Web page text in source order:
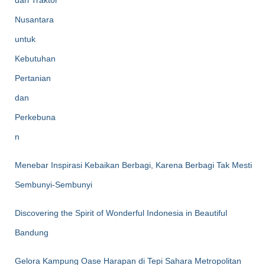
Menebar Inspirasi Kebaikan Berbagi, Karena Berbagi Tak Mesti
Sembunyi-Sembunyi
Discovering the Spirit of Wonderful Indonesia in Beautiful
Bandung
Gelora Kampung Oase Harapan di Tepi Sahara Metropolitan